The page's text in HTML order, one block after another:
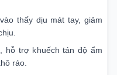
thấy dịu mát tay, giảm
hỗ trợ khuếch tán độ ẩm
ráo.